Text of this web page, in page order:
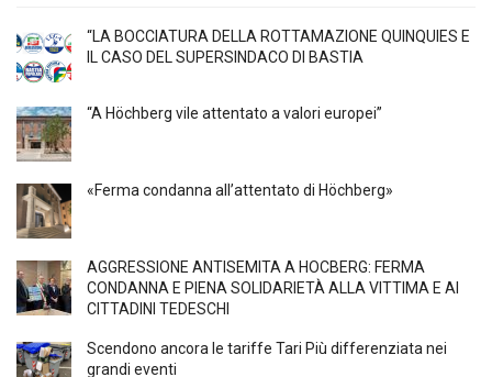
“LA BOCCIATURA DELLA ROTTAMAZIONE QUINQUIES E
IL CASO DEL SUPERSINDACO DI BASTIA
“A Höchberg vile attentato a valori europei”
«Ferma condanna all’attentato di Höchberg»
AGGRESSIONE ANTISEMITA A HÖCBERG: FERMA
CONDANNA E PIENA SOLIDARIETÀ ALLA VITTIMA E AI
CITTADINI TEDESCHI
Scendono ancora le tariffe Tari Più differenziata nei
grandi eventi